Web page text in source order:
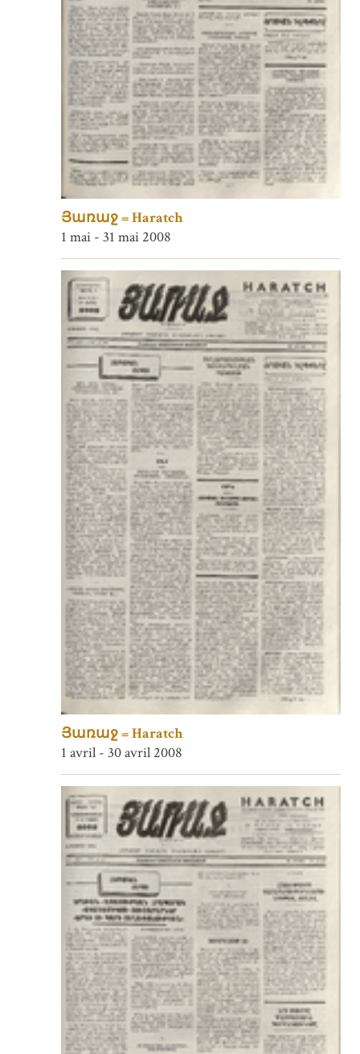
Յառաջ = Haratch
1 mai - 31 mai 2008
Յառաջ = Haratch
1 avril - 30 avril 2008